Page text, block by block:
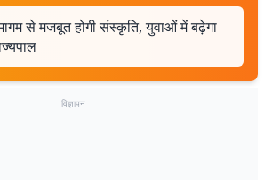
से मजबूत होगी संस्कृति, युवाओं में बढ़ेगा
विज्ञापन